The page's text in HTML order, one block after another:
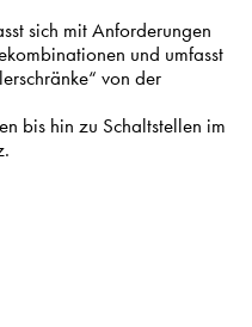
sich mit Anforderungen
und umfasst
von der
bis hin zu Schaltstellen im